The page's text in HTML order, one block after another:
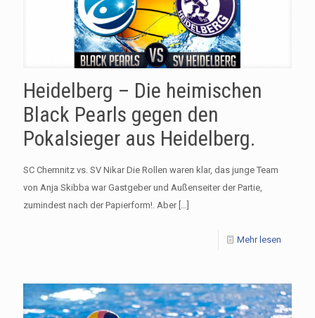
Heidelberg – Die heimischen
Black Pearls gegen den
Pokalsieger aus Heidelberg.
SC Chemnitz vs. SV Nikar Die Rollen waren klar, das junge Team
von Anja Skibba war Gastgeber und Außenseiter der Partie,
zumindest nach der Papierform!. Aber[…]
Mehr lesen